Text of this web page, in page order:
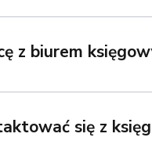
z biurem
się z